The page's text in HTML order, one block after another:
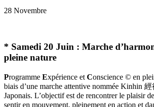
28 Novembre
* Samedi 20 Juin : Marche
pleine nature
Programme Expérience et Conscience © en
biais d’une marche attentive nommée Kinhin
Japonais. L’objectif est de rencontrer le plaisir
sentir en mouvement, pleinement en action et